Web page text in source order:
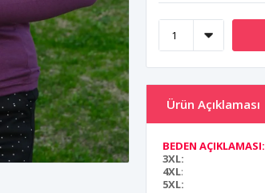
Ürün Açıklaması
BEDEN AÇIKLAMASI:
3XL:
4XL:
5XL: